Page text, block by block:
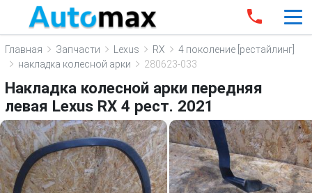
Главная Запчасти Lexus RX
4 поколение [рестайлинг]
накладка колесной арки
280623-033
Накладка колесной арки передняя
левая Lexus RX 4 рест. 2021